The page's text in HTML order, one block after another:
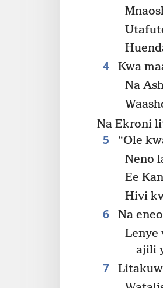
4
Kwa
Na
Na Ekroni
5 “Ole
Neno
Ee
Hivi
6
Na
Lenye
ajili
7